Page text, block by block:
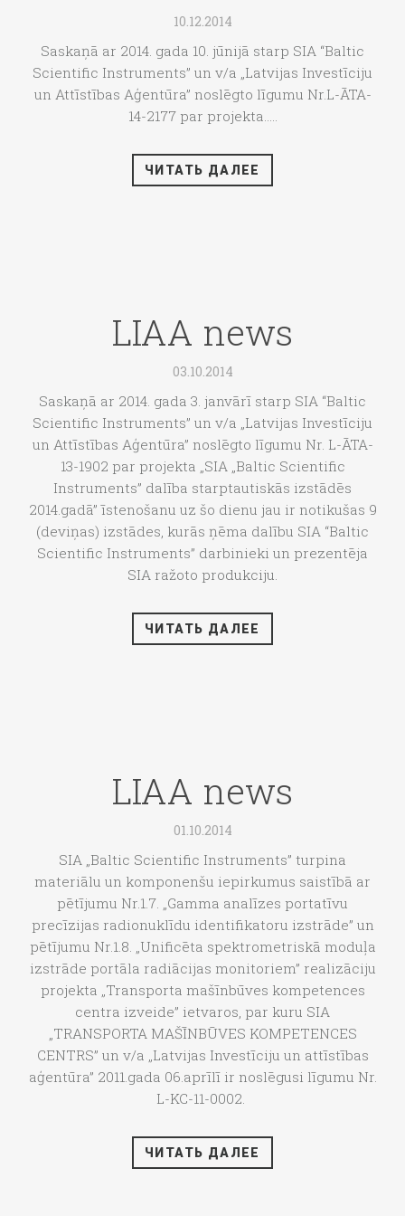
10.12.2014
Saskaņā ar 2014. gada 10. jūnijā starp SIA “Baltic
Scientific Instruments” un v/a „Latvijas Investīciju
un Attīstības Aģentūra” noslēgto līgumu Nr.L-ĀTA-
14-2177 par projekta.....
ЧИТАТЬ ДАЛЕЕ
LIAA news
03.10.2014
Saskaņā ar 2014. gada 3. janvārī starp SIA “Baltic
Scientific Instruments” un v/a „Latvijas Investīciju
un Attīstības Aģentūra” noslēgto līgumu Nr. L-ĀTA-
13-1902 par projekta „SIA „Baltic Scientific
Instruments” dalība starptautiskās izstādēs
2014.gadā” īstenošanu uz šo dienu jau ir notikušas 9
(deviņas) izstādes, kurās ņēma dalību SIA “Baltic
Scientific Instruments” darbinieki un prezentēja
SIA ražoto produkciju.
ЧИТАТЬ ДАЛЕЕ
LIAA news
01.10.2014
SIA „Baltic Scientific Instruments” turpina
materiālu un komponenšu iepirkumus saistībā ar
pētījumu Nr.1.7. „Gamma analīzes portatīvu
precīzijas radionuklīdu identifikatoru izstrāde” un
pētījumu Nr.1.8. „Unificēta spektrometriskā moduļa
izstrāde portāla radiācijas monitoriem” realizāciju
projekta „Transporta mašīnbūves kompetences
centra izveide” ietvaros, par kuru SIA
„TRANSPORTA MAŠĪNBŪVES KOMPETENCES
CENTRS” un v/a „Latvijas Investīciju un attīstības
aģentūra” 2011.gada 06.aprīlī ir noslēgusi līgumu Nr.
L-KC-11-0002.
ЧИТАТЬ ДАЛЕЕ